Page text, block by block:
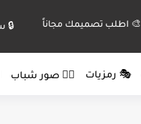
🎨 اطلب تصميمك مجاناً 🔒
🎭 رمزيات 🙍‍♂️ صور شباب